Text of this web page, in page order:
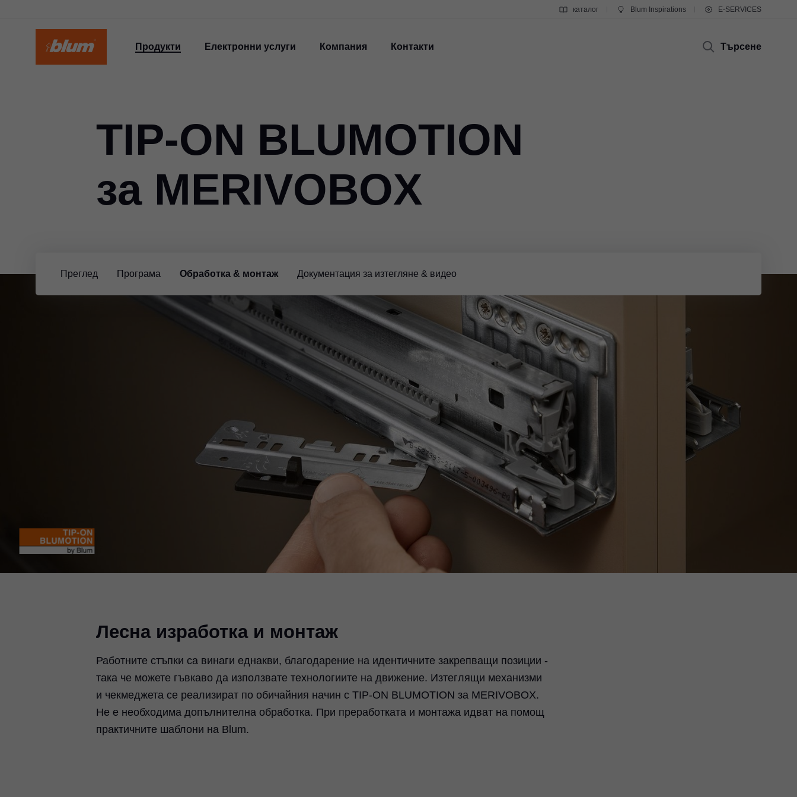
каталог Blum Inspirations E-SERVICES
Продукти Електронни услуги Компания Контакти Търсене
Преглед Програма Обработка & монтаж Документация за изтегляне & видео
TIP-ON BLUMOTION
за MERIVOBOX
Лесна изработка и монтаж
Работните стъпки са винаги еднакви, благодарение на идентичните закрепващи позиции -
така че можете гъвкаво да използвате технологиите на движение. Изтеглящи механизми
и чекмеджета се реализират по обичайния начин с TIP-ON BLUMOTION за MERIVOBOX.
Не е необходима допълнителна обработка. При преработката и монтажа идват на помощ
практичните шаблони на Blum.